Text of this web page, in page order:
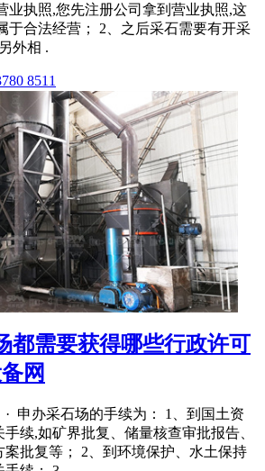
业执照,您先注册公司拿到营业执照,这
于合法经营； 2、之后采石需要有开采
外相 .
8511
都需要获得哪些行政许可
网
· 申办采石场的手续为： 1、到国土资
续,如矿界批复、储量核查审批报告、
案批复等； 2、到环境保护、水土保持